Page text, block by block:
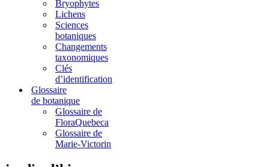
Bryophytes
Lichens
Sciences
botaniques
Changements
taxonomiques
Clés
d’identification
Glossaire
de botanique
Glossaire de
FloraQuebeca
Glossaire de
Marie-Victorin